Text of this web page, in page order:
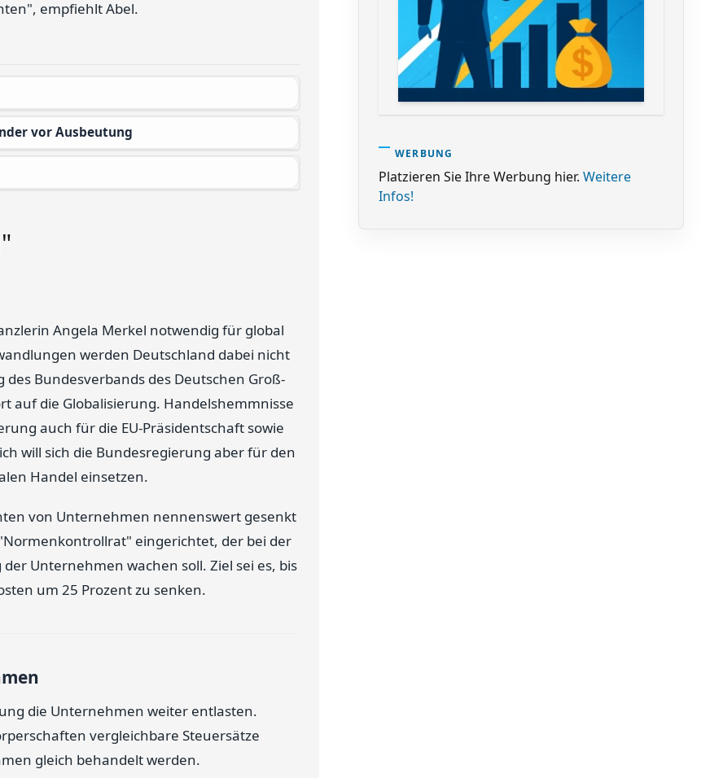
empfiehlt Abel.
vor Ausbeutung
Angela Merkel notwendig für global
werden Deutschland dabei nicht
Bundesverbands des Deutschen Groß-
auf die Globalisierung. Handelshemmnisse
auch für die EU-Präsidentschaft sowie
will sich die Bundesregierung aber für den
Handel einsetzen.
von Unternehmen nennenswert gesenkt
eingerichtet, der bei der
Unternehmen wachen soll. Ziel sei es, bis
um 25 Prozent zu senken.
die Unternehmen weiter entlasten.
vergleichbare Steuersätze
gleich behandelt werden.
WERBUNG
Platzieren Sie Ihre Werbung hier. Weitere
Infos!